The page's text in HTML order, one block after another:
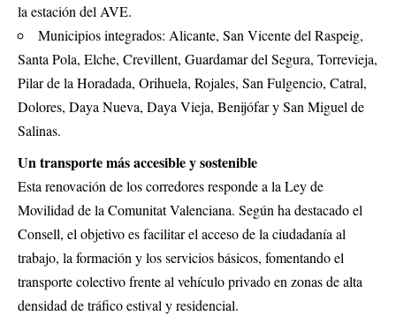
la estación del AVE.
Municipios integrados: Alicante, San Vicente del Raspeig,
Santa Pola, Elche, Crevillent, Guardamar del Segura, Torrevieja,
Pilar de la Horadada, Orihuela, Rojales, San Fulgencio, Catral,
Dolores, Daya Nueva, Daya Vieja, Benijófar y San Miguel de
Salinas.
Un transporte más accesible y sostenible
Esta renovación de los corredores responde a la Ley de
Movilidad de la Comunitat Valenciana. Según ha destacado el
Consell, el objetivo es facilitar el acceso de la ciudadanía al
trabajo, la formación y los servicios básicos, fomentando el
transporte colectivo frente al vehículo privado en zonas de alta
densidad de tráfico estival y residencial.